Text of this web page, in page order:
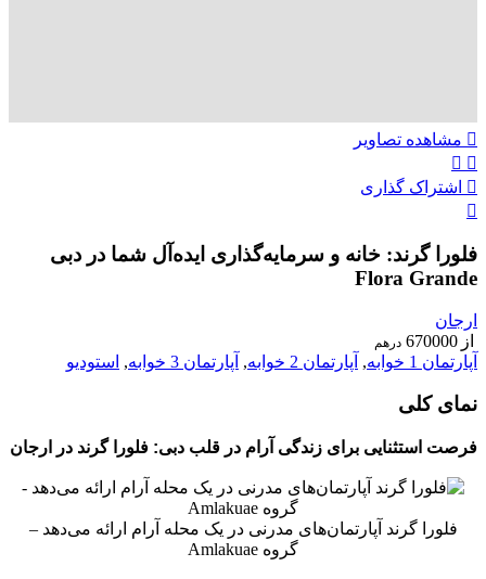
مشاهده تصاویر
اشتراک گذاری
فلورا گرند: خانه و سرمایه‌گذاری ایده‌آل شما در دبی
Flora Grande
ارجان
از 670000 درهم
آپارتمان 1 خوابه , آپارتمان 2 خوابه , آپارتمان 3 خوابه , استودیو
نمای کلی
فرصت استثنایی برای زندگی آرام در قلب دبی: فلورا گرند در ارجان
فلورا گرند آپارتمان‌های مدرنی در یک محله آرام ارائه می‌دهد –
گروه Amlakuae